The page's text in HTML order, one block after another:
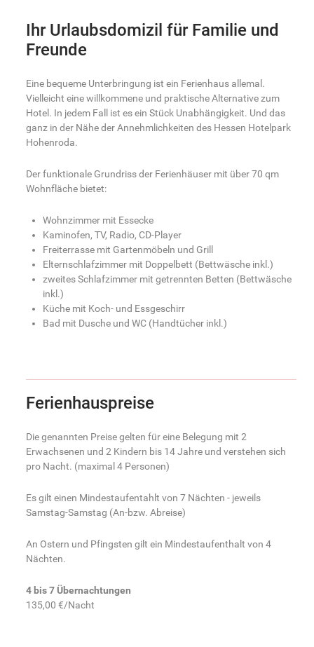
Ihr Urlaubsdomizil für Familie und
Freunde
Eine bequeme Unterbringung ist ein Ferienhaus allemal.
Vielleicht eine willkommene und praktische Alternative zum
Hotel. In jedem Fall ist es ein Stück Unabhängigkeit. Und das
ganz in der Nähe der Annehmlichkeiten des Hessen Hotelpark
Hohenroda.
Der funktionale Grundriss der Ferienhäuser mit über 70 qm
Wohnfläche bietet:
Wohnzimmer mit Essecke
Kaminofen, TV, Radio, CD-Player
Freiterrasse mit Gartenmöbeln und Grill
Elternschlafzimmer mit Doppelbett (Bettwäsche inkl.)
zweites Schlafzimmer mit getrennten Betten (Bettwäsche
inkl.)
Küche mit Koch- und Essgeschirr
Bad mit Dusche und WC (Handtücher inkl.)
Ferienhauspreise
Die genannten Preise gelten für eine Belegung mit 2
Erwachsenen und 2 Kindern bis 14 Jahre und verstehen sich
pro Nacht. (maximal 4 Personen)
Es gilt einen Mindestaufentahlt von 7 Nächten - jeweils
Samstag-Samstag (An-bzw. Abreise)
An Ostern und Pfingsten gilt ein Mindestaufenthalt von 4
Nächten.
4 bis 7 Übernachtungen
135,00 €/Nacht